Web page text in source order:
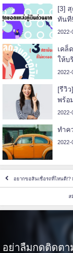
[3]
ทันที!
2022-
เคล็
ให้บ
2022-
[รีวิ
พร้อ
2022-
ทำค
2022-
อยากขอสินเชื่อรถที่ไหนดี!?
ส
อย่าลืมกดติดตา